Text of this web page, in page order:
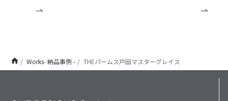
Works- 納品事例 - THEパームス戸田マスターグレイス